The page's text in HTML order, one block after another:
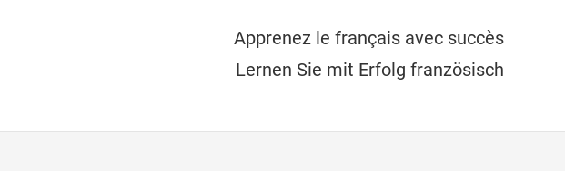
Apprenez le français avec succès
Lernen Sie mit Erfolg französisch